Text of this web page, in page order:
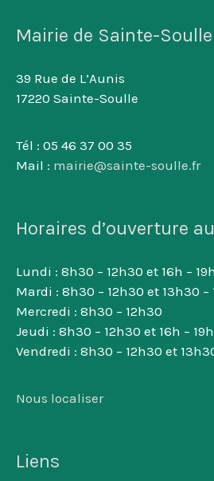
Mairie de Sainte-Soulle
39 Rue de L’Aunis
17220 Sainte-Soulle
Tél : 05 46 37 00 35
Mail : mairie@sainte-soulle.fr
Horaires d’ouverture
Lundi : 8h30 – 12h30 et 16h – 19h
Mardi : 8h30 – 12h30 et 13h30 –
Mercredi : 8h30 – 12h30
Jeudi : 8h30 – 12h30 et 16h – 19h
Vendredi : 8h30 – 12h30 et
Nous localiser
Liens